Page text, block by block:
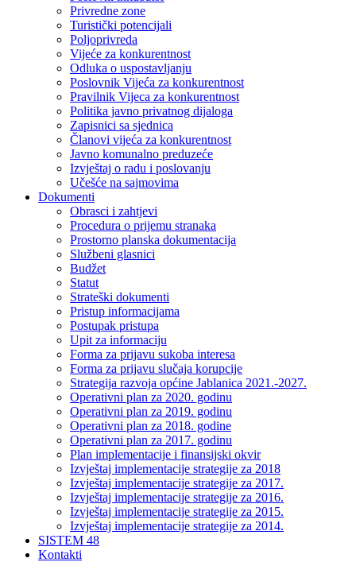
Privredne zone
Turistički potencijali
Poljoprivreda
Vijeće za konkurentnost
Odluka o uspostavljanju
Poslovnik Vijeća za konkurentnost
Pravilnik Vijeca za konkurentnost
Politika javno privatnog dijaloga
Zapisnici sa sjednica
Članovi vijeća za konkurentnost
Javno komunalno preduzeće
Izvještaj o radu i poslovanju
Učešće na sajmovima
Dokumenti
Obrasci i zahtjevi
Procedura o prijemu stranaka
Prostorno planska dokumentacija
Službeni glasnici
Budžet
Statut
Strateški dokumenti
Pristup informacijama
Postupak pristupa
Upit za informaciju
Forma za prijavu sukoba interesa
Forma za prijavu slučaja korupcije
Strategija razvoja općine Jablanica 2021.-2027.
Operativni plan za 2020. godinu
Operativni plan za 2019. godinu
Operativni plan za 2018. godine
Operativni plan za 2017. godinu
Plan implementacije i finansijski okvir
Izvještaj implementacije strategije za 2018
Izvještaj implementacije strategije za 2017.
Izvještaj implementacije strategije za 2016.
Izvještaj implementacije strategije za 2015.
Izvještaj implementacije strategije za 2014.
SISTEM 48
Kontakti